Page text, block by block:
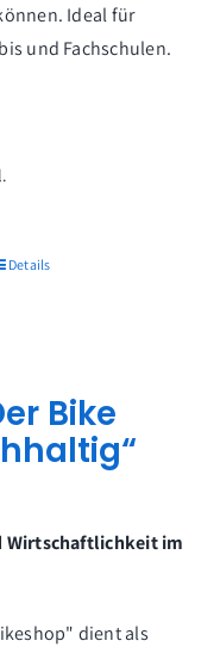
Ideal für
und Fachschulen.
Details
Bike
Wirtschaftlichkeit im
dient als